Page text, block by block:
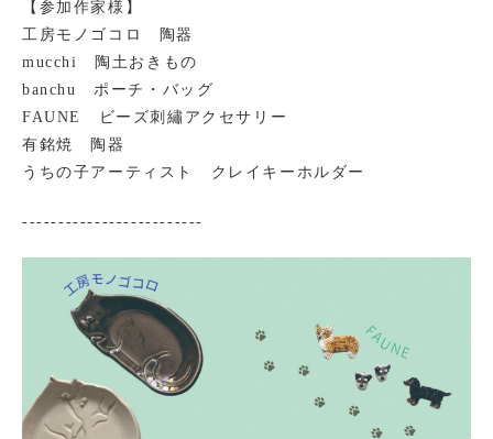
【参加作家様】
工房モノゴコロ 陶器
mucchi 陶土おきもの
banchu ポーチ・バッグ
FAUNE ビーズ刺繡アクセサリー
有銘焼 陶器
うちの子アーティスト クレイキーホルダー
-------------------------